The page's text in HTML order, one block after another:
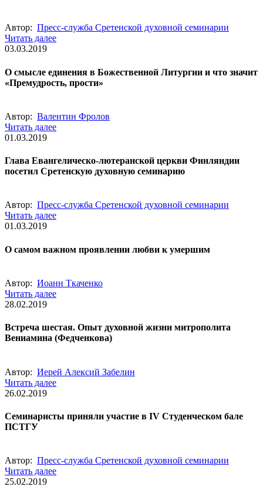
Автор: Пресс-служба Сретенской духовной семинарии
Читать далее
03.03.2019
О смысле единения в Божественной Литургии и что значит
«Премудрость, прости»
Автор: Валентин Фролов
Читать далее
01.03.2019
Глава Евангелическо-лютеранской церкви Финляндии
посетил Сретенскую духовную семинарию
Автор: Пресс-служба Сретенской духовной семинарии
Читать далее
01.03.2019
О самом важном проявлении любви к умершим
Автор: Иоанн Ткаченко
Читать далее
28.02.2019
Встреча шестая. Опыт духовной жизни митрополита
Вениамина (Федченкова)
Автор: Иерей Алексий Забелин
Читать далее
26.02.2019
Семинаристы приняли участие в IV Студенческом бале
ПСТГУ
Автор: Пресс-служба Сретенской духовной семинарии
Читать далее
25.02.2019